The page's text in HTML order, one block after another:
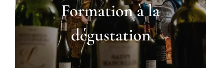
Formation à la
dégustation